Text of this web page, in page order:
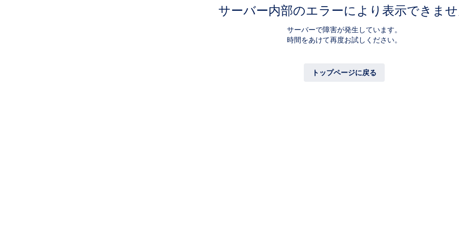
サーバー内部のエラーにより表示できま
サーバーで障害が発生しています。
時間をあけて再度お試しください。
トップページに戻る